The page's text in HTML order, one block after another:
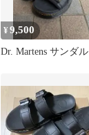
¥9,500
Dr. Martens サンダル